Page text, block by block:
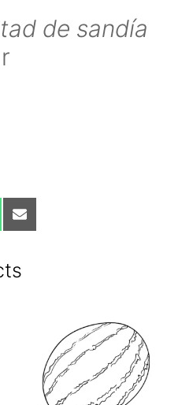
de sandía
Share
on